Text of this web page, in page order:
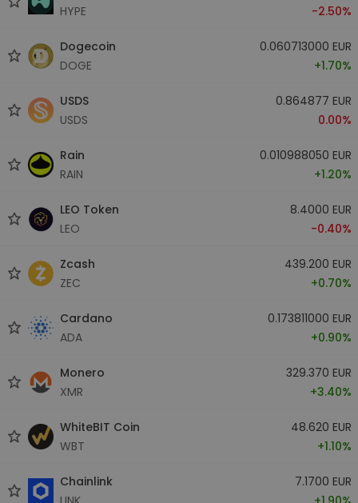
HYPE
-2.50%
Dogecoin
DOGE
0.060713000 EUR
+1.70%
USDS
USDS
0.864877 EUR
0.00%
Rain
RAIN
0.010988050 EUR
+1.20%
LEO Token
LEO
8.4000 EUR
-0.40%
Zcash
ZEC
439.200 EUR
+0.70%
Cardano
ADA
0.173811000 EUR
+0.90%
Monero
XMR
329.370 EUR
+3.40%
WhiteBIT Coin
WBT
48.620 EUR
+1.10%
Chainlink
7.1700 EUR